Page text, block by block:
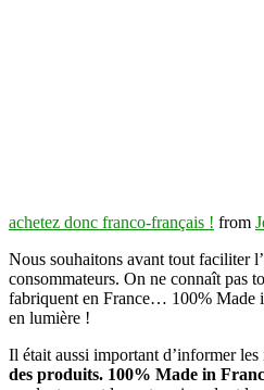
achetez donc franco-français ! from
Nous souhaitons avant tout faciliter
consommateurs. On ne connaît pas
fabriquent en France… 100% Made
en lumière !
Il était aussi important d’informer les
des produits. 100% Made in